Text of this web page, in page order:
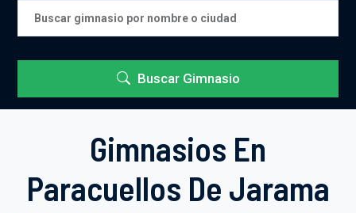
Buscar Gimnasio
Gimnasios En
Paracuellos De Jarama